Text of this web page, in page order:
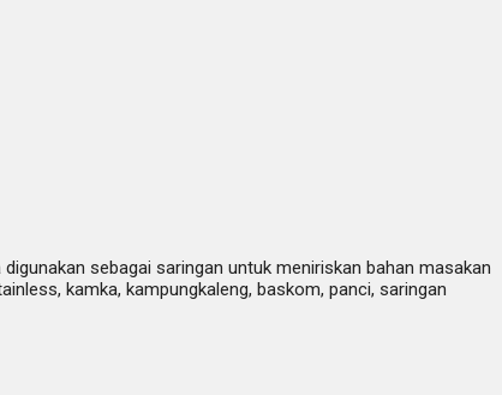
sebagai saringan untuk meniriskan bahan masakan
kamka, kampungkaleng, baskom, panci, saringan